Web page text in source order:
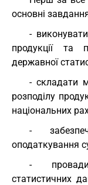
основні
-
продукції та
державної
- складати
розподілу
національних
-
оподаткування
-
статистичних